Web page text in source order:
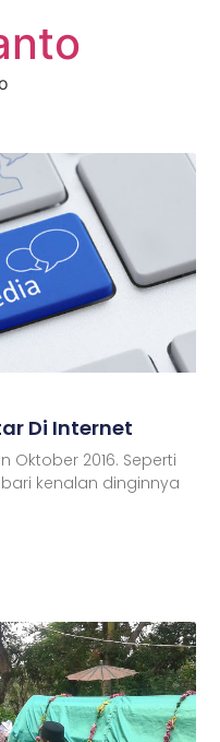
Di Internet
Oktober 2016. Seperti
kenalan dinginnya